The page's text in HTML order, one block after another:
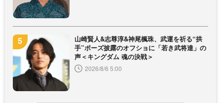
山崎賢人&志尊淳&神尾楓珠、武運を祈る“拱
手”ポーズ披露のオフショに「若き武将達」の
声＜キングダム 魂の決戦＞
2026/8/6 5:00